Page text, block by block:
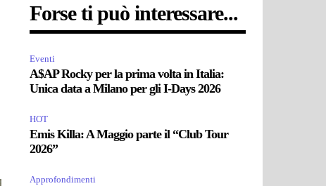
Forse ti può interessare...
Eventi
A$AP Rocky per la prima volta in Italia:
Unica data a Milano per gli I-Days 2026
HOT
Emis Killa: A Maggio parte il “Club Tour
2026”
Approfondimenti